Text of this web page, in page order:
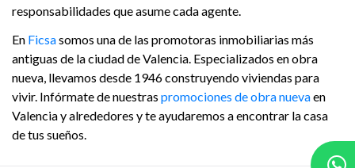
responsabilidades que asume cada agente.
En Ficsasomos una de las promotoras inmobiliarias más
antiguas de la ciudad de Valencia. Especializados en obra
nueva, llevamos desde 1946 construyendo viviendas para
vivir. Infórmate de nuestras promociones de obra nuevaen
Valencia y alrededores y te ayudaremos a encontrar la casa
de tus sueños.